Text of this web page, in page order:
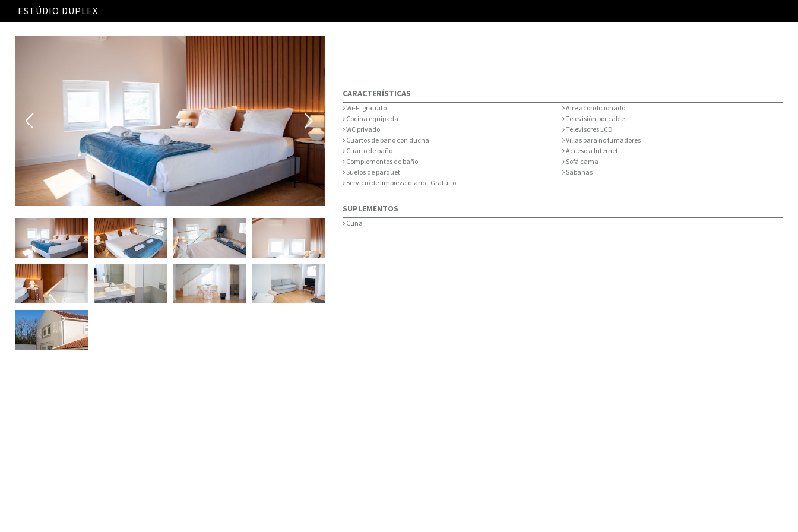
ESTÚDIO DUPLEX
CARACTERÍSTICAS
Wi-Fi gratuito
Aire acondicionado
Cocina equipada
Televisión por cable
WC privado
Televisores LCD
Cuartos de baño con ducha
Villas para no fumadores
Cuarto de baño
Acceso a Internet
Complementos de baño
Sofá cama
Suelos de parquet
Sábanas
Servicio de limpieza diario - Gratuito
SUPLEMENTOS
Cuna